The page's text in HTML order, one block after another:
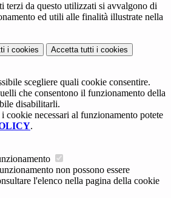
terzi da questo utilizzati si avvalgono di
ed utili alle finalità illustrate nella
i cookies Accetta tutti i cookies
scegliere quali cookie consentire.
che consentono il funzionamento della
disabilitarli.
cookie necessari al funzionamento potete
.
non possono essere
l'elenco nella pagina della cookie